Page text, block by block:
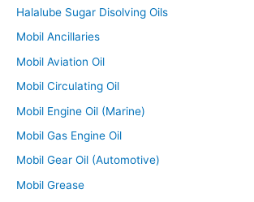
Halalube Sugar Disolving Oils
Mobil Ancillaries
Mobil Aviation Oil
Mobil Circulating Oil
Mobil Engine Oil (Marine)
Mobil Gas Engine Oil
Mobil Gear Oil (Automotive)
Mobil Grease